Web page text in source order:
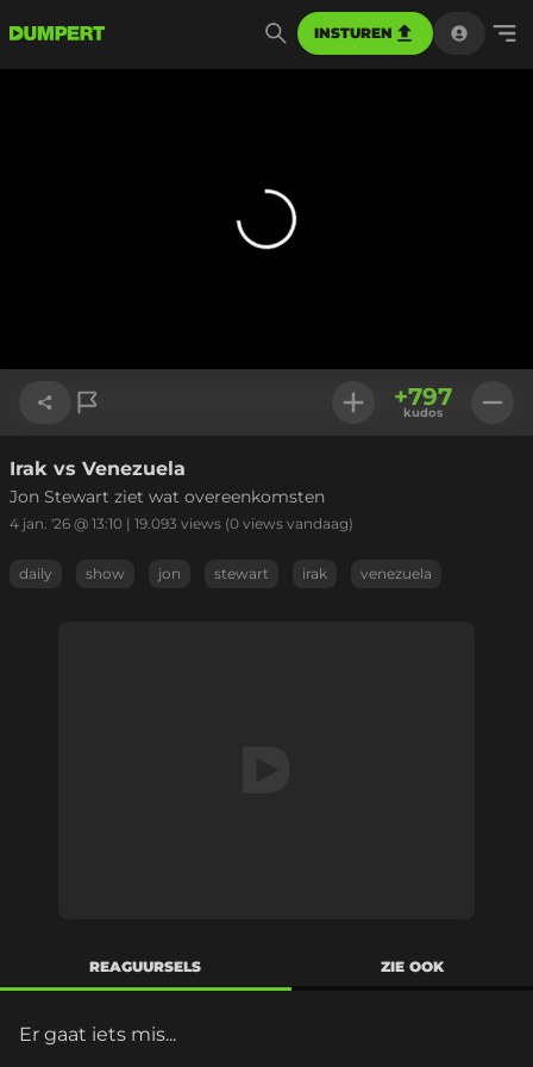
INSTUREN
Link kopiëren
+797
kudos
Irak vs Venezuela
Jon Stewart ziet wat overeenkomsten
4 jan. '26 @ 13:10 | 19.093 views (0 views vandaag)
daily show jon stewart irak venezuela
REAGUURSELS ZIE OOK
Er gaat iets mis...